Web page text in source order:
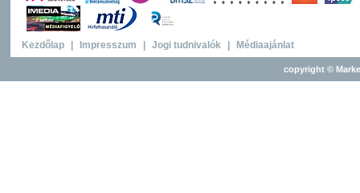
Kezdőlap Impresszum Jogi tudnivalók Médiaajánlat
copyright ©